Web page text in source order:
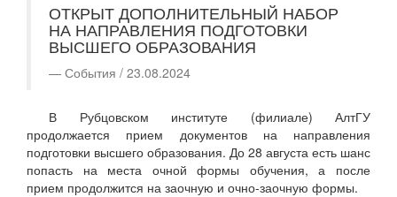
ОТКРЫТ ДОПОЛНИТЕЛЬНЫЙ НАБОР
НА НАПРАВЛЕНИЯ ПОДГОТОВКИ
ВЫСШЕГО ОБРАЗОВАНИЯ
События / 23.08.2024
В Рубцовском институте (филиале) АлтГУ
продолжается прием документов на направления
подготовки высшего образования. До 28 августа есть шанс
попасть на места очной формы обучения, а после
прием продолжится на заочную и очно-заочную формы.